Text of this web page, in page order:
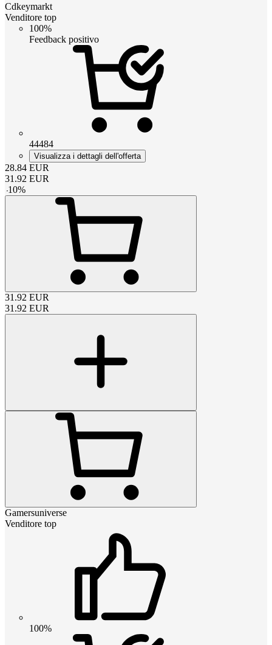
Cdkeymarkt
Venditore top
100%
Feedback positivo
44484
Visualizza i dettagli dell'offerta
28.84 EUR
31.92 EUR
-10%
31.92 EUR
31.92 EUR
Gamersuniverse
Venditore top
100%